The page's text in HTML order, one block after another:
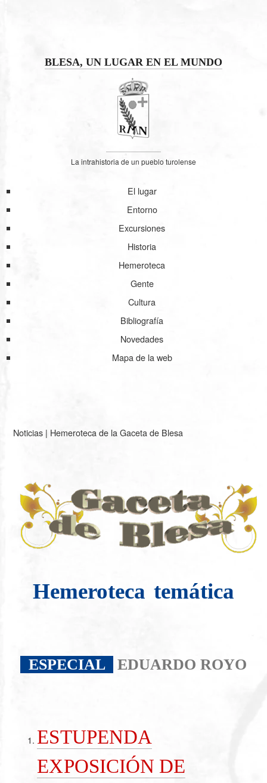
BLESA, UN LUGAR EN EL MUNDO
La intrahistoria de un pueblo turolense
El lugar
Entorno
Excursiones
Historia
Hemeroteca
Gente
Cultura
Bibliografía
Novedades
Mapa de la web
Noticias | Hemeroteca de la Gaceta de Blesa
Hemeroteca temática
ESPECIAL EDUARDO ROYO
ESTUPENDA
EXPOSICIÓN DE